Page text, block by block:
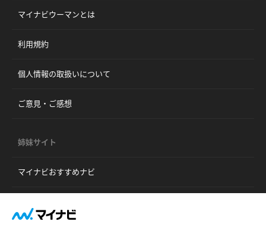
マイナビウーマンとは
利用規約
個人情報の取扱いについて
ご意見・ご感想
姉妹サイト
マイナビおすすめナビ